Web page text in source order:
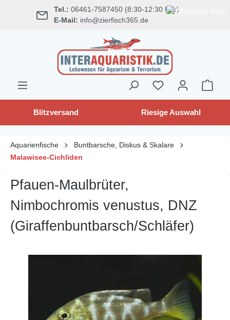
springen Tel.: 06461-7587450 (8:30-12:30 Uhr)
E-Mail: info@zierfisch365.de
Blitzversand Riesige Auswahl
Aquarienfische
Buntbarsche, Diskus & Skalare
Malawisee-Cichliden
Pfauen-Maulbrüter,
Nimbochromis venustus, DNZ
(Giraffenbuntbarsch/Schläfer)